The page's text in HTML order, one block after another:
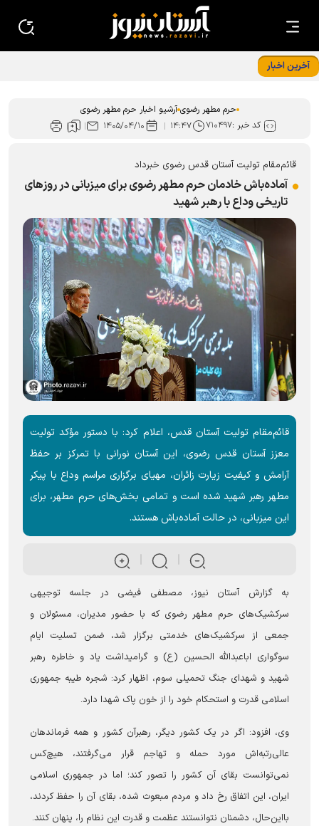
آخرین اخبار
حرم مطهر رضوی آرشیو اخبار حرم مطهر رضوی
کد خبر :۷۱۰۴۹۷ ۱۴:۴۷ ۱۴۰۵/۰۴/۱۰
قائم‌مقام تولیت آستان قدس رضوی خبرداد
آماده‌باش خادمان حرم مطهر رضوی برای میزبانی در روز‌های
تاریخی وداع با رهبر شهید
قائم‌مقام تولیت آستان قدس، اعلام کرد: با دستور مؤکد تولیت
معزز آستان قدس رضوی، این آستان نورانی با تمرکز بر حفظ
آرامش و کیفیت زیارت زائران، مهیای برگزاری مراسم وداع با پیکر
مطهر رهبر شهید شده است و تمامی بخش‌های حرم مطهر، برای
این میزبانی، در حالت آماده‌باش هستند.
به گزارش آستان نیوز، مصطفی فیضی در جلسه توجیهی
سرکشیک‌های حرم مطهر رضوی که با حضور مدیران، مسئولان و
جمعی از سرکشیک‌های خدمتی برگزار شد، ضمن تسلیت ایام
سوگواری اباعبدالله الحسین (ع) و گرامیداشت یاد و خاطره رهبر
شهید و شهدای جنگ تحمیلی سوم، اظهار کرد: شجره طیبه جمهوری
اسلامی قدرت و استحکام خود را از خون پاک شهدا دارد.
وی، افزود: اگر در یک کشور دیگر، رهبرآن کشور و همه فرماندهان
عالی‌رتبه‌اش مورد حمله و تهاجم قرار می‌گرفتند، هیچ‌کس
نمی‌توانست بقای آن کشور را تصور کند؛ اما در جمهوری اسلامی
ایران، این اتفاق رخ داد و مردم مبعوث شده، بقای آن را حفظ کردند،
بااین‌حال، دشمنان نتوانستند عظمت و قدرت این نظام را، پنهان کنند.